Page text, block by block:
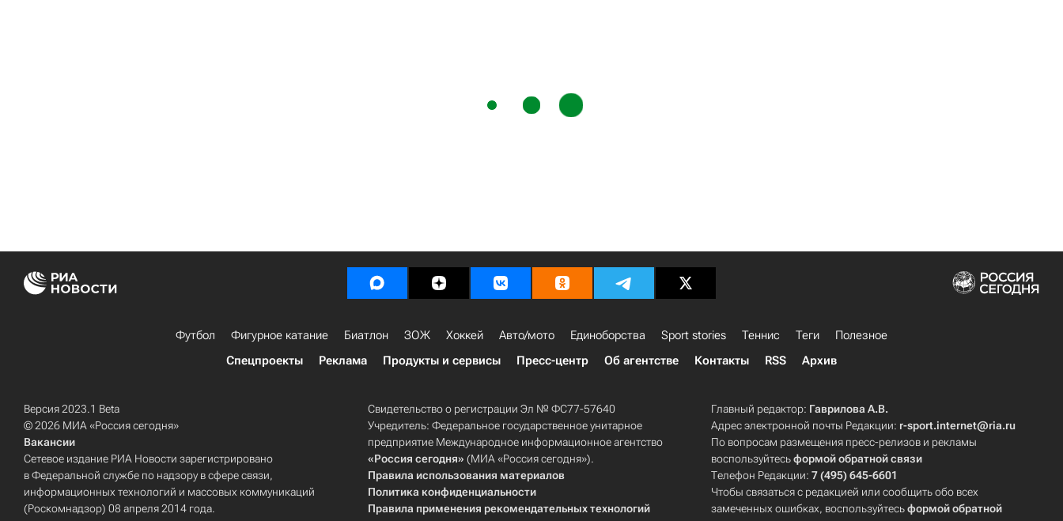
Футбол Фигурное катание Биатлон ЗОЖ Хоккей Авто/мото Единоборства Sport stories Теннис Теги
Полезное
Спецпроекты
Реклама Продукты и сервисы Пресс-центр Об агентстве Контакты RSS Архив
Версия 2023.1 Beta
© 2026 МИА «Россия сегодня»
Вакансии
Сетевое издание РИА Новости зарегистрировано
в Федеральной службе по надзору в сфере связи,
информационных технологий и массовых коммуникаций
(Роскомнадзор) 08 апреля 2014 года.
Свидетельство о регистрации Эл № ФС77-57640
Учредитель: Федеральное государственное унитарное
предприятие Международное информационное агентство
«Россия сегодня» (МИА «Россия сегодня»).
Правила использования материалов
Политика конфиденциальности
Правила применения рекомендательных технологий
Главный редактор: Гаврилова А.В.
Адрес электронной почты Редакции: r-sport.internet@ria.ru
По вопросам размещения пресс-релизов и рекламы
воспользуйтесьформой обратной связи
Телефон Редакции:7 (495) 645-6601
Чтобы связаться с редакцией или сообщить обо всех
замеченных ошибках, воспользуйтесьформой обратной